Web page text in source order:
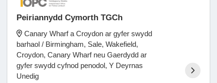
Peiriannydd Cymorth TGCh
Canary Wharf a Croydon ar gyfer swydd
barhaol / Birmingham, Sale, Wakefield,
Croydon, Canary Wharf neu Gaerdydd ar
gyfer swydd cyfnod penodol, Y Deyrnas
Unedig